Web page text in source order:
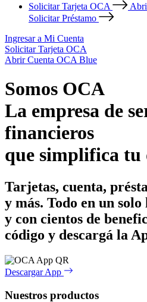
Solicitar Tarjeta OCA
Solicitar Préstamo
Ingresar a Mi Cuenta
Solicitar Tarjeta OCA
Abrir Cuenta OCA Blue
Somos OCA
La empresa de
financieros
que simplifica tu
Tarjetas, cuenta,
y más. Todo en un
y con cientos de
código y descargá la
Descargar App
Nuestros productos